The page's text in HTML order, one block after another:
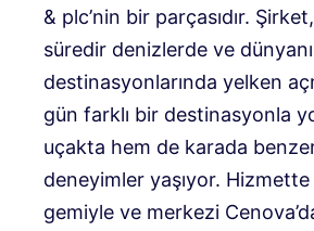
& plc’nin bir parçasıdır. Şirket,
süredir denizlerde ve
destinasyonlarında yelken
gün farklı bir destinasyonla
uçakta hem de karada
deneyimler yaşıyor.
gemiyle ve merkezi